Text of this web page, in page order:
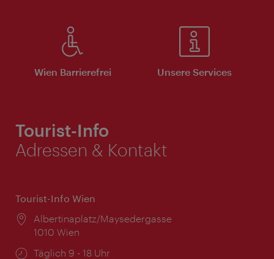
Wien Barrierefrei Unsere Services
Tourist-Info
Adressen & Kontakt
Tourist-Info Wien
Ort:
Albertinaplatz/Maysedergasse
1010 Wien
Öffnungszeiten:
Täglich 9 - 18 Uhr